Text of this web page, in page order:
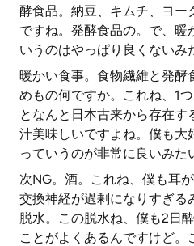
酵食品。納豆、キムチ、ヨー
ですね。発酵食品の。で、暖
いうのはやっぱり良くないみ
暖かい食事。食物繊維と発酵
めもの何ですか。これね、1
となんと日本古来から存在
汁美味しいですよね。僕も大
っていうのが非常に良いみた
次NG。酒。これね、僕も耳
交換神経が過剰になりすぎる
脱水。この脱水ね、僕も2日
ことがよくあるんですけど